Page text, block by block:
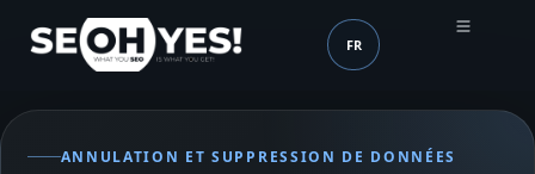
SEOH Langue (mobile
FR
ANNULATION ET SUPPRESSION DE DONNÉES